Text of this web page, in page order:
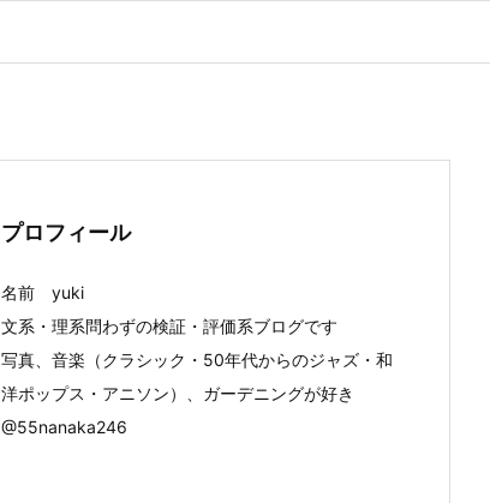
プロフィール
名前 yuki
文系・理系問わずの検証・評価系ブログです
写真、音楽（クラシック・50年代からのジャズ・和
洋ポップス・アニソン）、ガーデニングが好き
@55nanaka246